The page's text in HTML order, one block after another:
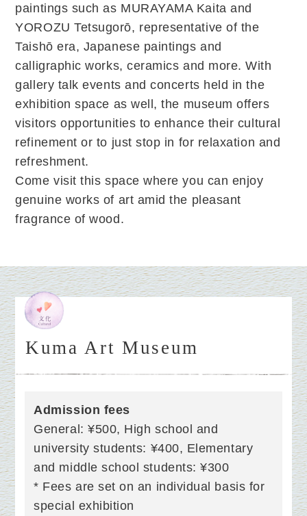
paintings such as MURAYAMA Kaita and
YOROZU Tetsugorō, representative of the
Taishō era, Japanese paintings and
calligraphic works, ceramics and more. With
gallery talk events and concerts held in the
exhibition space as well, the museum offers
visitors opportunities to enhance their cultural
refinement or to just stop in for relaxation and
refreshment.
Come visit this space where you can enjoy
genuine works of art amid the pleasant
fragrance of wood.
Kuma Art Museum
Admission fees
General: ¥500, High school and
university students: ¥400, Elementary
and middle school students: ¥300
* Fees are set on an individual basis for
special exhibition